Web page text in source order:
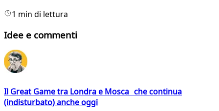
1 min di lettura
Idee e commenti
Il Great Game tra Londra e Mosca che continua
(indisturbato) anche oggi